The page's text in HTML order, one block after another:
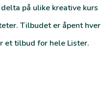
på ulike kreative kurs
Tilbudet er åpent hver
et tilbud for hele Lister.